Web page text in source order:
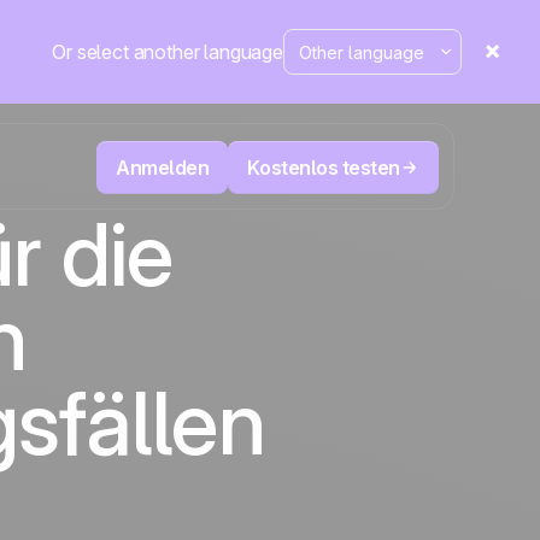
Or select another language
Anmelden Kostenlos testen
im
Televertrieb & Telemarketing
Nachrichten
die